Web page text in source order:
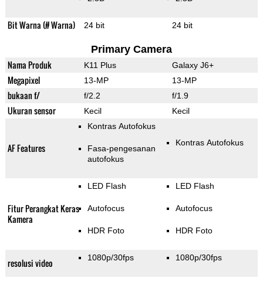
Bit Warna (# Warna) 24 bit 24 bit
Primary Camera
Nama Produk K11 Plus Galaxy J6+
Megapixel 13-MP 13-MP
bukaan f/ f/2.2 f/1.9
Ukuran sensor Kecil Kecil
AF Features
Kontras Autofokus
Fasa-pengesanan
autofokus
Kontras Autofokus
Fitur Perangkat Keras
Kamera
LED Flash
Autofocus
HDR Foto
LED Flash
Autofocus
HDR Foto
resolusi video 1080p/30fps 1080p/30fps